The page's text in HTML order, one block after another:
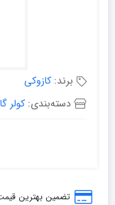
برند: کازوکی
دسته‌بندی: کولر
تضمین بهترین قیمت